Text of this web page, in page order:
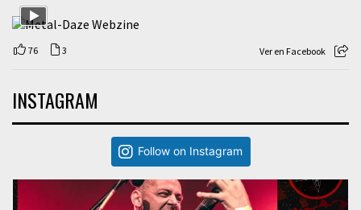
76 3 Ver en Facebook
INSTAGRAM
Follow on Instagram